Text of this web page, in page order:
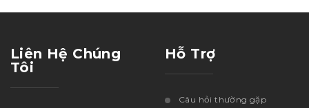
Liên Hệ Chúng
Tôi
Hỗ Trợ
Câu hỏi thường gặp